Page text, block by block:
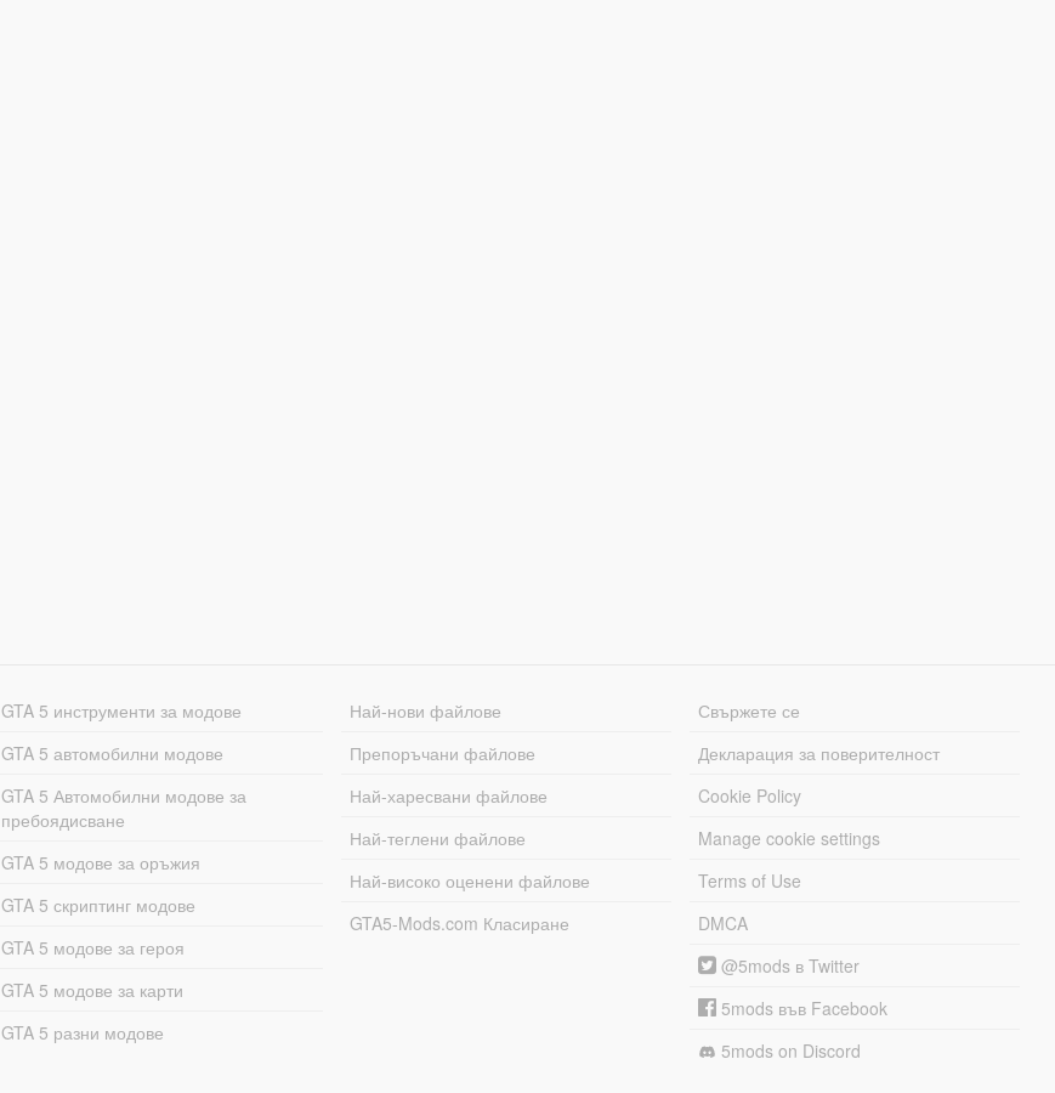
GTA 5 инструменти за модове
GTA 5 автомобилни модове
GTA 5 Автомобилни модове за
пребоядисване
GTA 5 модове за оръжия
GTA 5 скриптинг модове
GTA 5 модове за героя
GTA 5 модове за карти
GTA 5 разни модове
Най-нови файлове
Препоръчани файлове
Най-харесвани файлове
Най-теглени файлове
Най-високо оценени файлове
GTA5-Mods.com Класиране
Свържете се
Декларация за поверителност
Cookie Policy
Manage cookie settings
Terms of Use
DMCA
@5mods в Twitter
5mods във Facebook
5mods on Discord